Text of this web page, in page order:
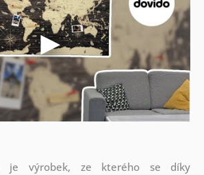
je výrobek, ze kterého se díky